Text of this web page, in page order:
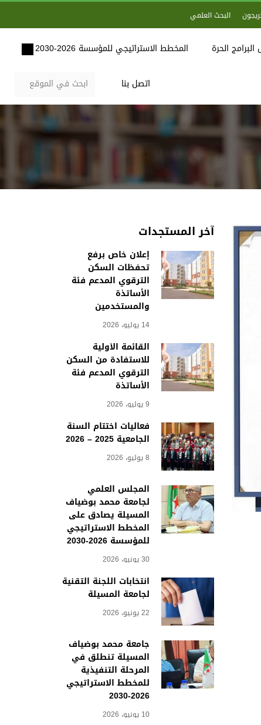
البحث العلمي
الحرة المخطط الاستراتيجي للمؤسسة 2026-2030
اتصل بنا
آخر المستجدات
إعلان خاص برفع
تحفظات السكن
الترقوي المدعم فئة
الأساتذة
والمستخدمين
14 يوليو، 2026
القائمة الأولية
للاستفادة من السكن
الترقوي المدعم فئة
الأساتذة
9 يوليو، 2026
فعاليات اختتام السنة
الجامعية 2025 – 2026
8 يوليو، 2026
المجلس العلمي
لجامعة محمد بوضياف
المسيلة يصادق على
المخطط الاستراتيجي
للمؤسسة 2026-2030
30 يونيو، 2026
انتخابات اللجنة التقنية
لجامعة المسيلة
22 يونيو، 2026
جامعة محمد بوضياف
المسيلة تنطلق في
المرحلة التنفيذية
للمخطط الاستراتيجي
2026-2030
10 يونيو، 2026